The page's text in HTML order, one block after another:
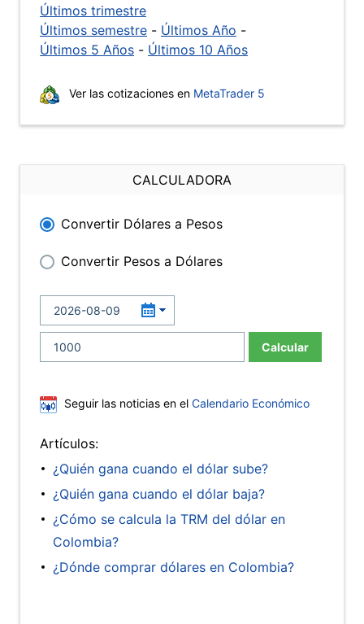
Últimos trimestre
Últimos semestre - Últimos Año -
Últimos 5 Años - Últimos 10 Años
Ver las cotizaciones en MetaTrader 5
CALCULADORA
Convertir Dólares a Pesos
Convertir Pesos a Dólares
Calcular
Seguir las noticias en el Calendario Económico
Artículos:
¿Quién gana cuando el dólar sube?
¿Quién gana cuando el dólar baja?
¿Cómo se calcula la TRM del dólar en
Colombia?
¿Dónde comprar dólares en Colombia?